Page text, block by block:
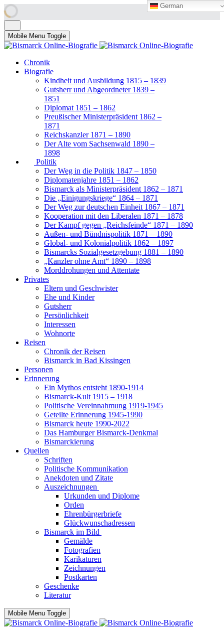
Mobile Menu Toggle
Chronik
Biografie
Kindheit und Ausbildung 1815 – 1839
Gutsherr und Abgeordneter 1839 –
1851
Diplomat 1851 – 1862
Preußischer Ministerpräsident 1862 –
1871
Reichskanzler 1871 – 1890
Der Alte vom Sachsenwald 1890 –
1898
Politik
Der Weg in die Politik 1847 – 1850
Diplomatenjahre 1851 – 1862
Bismarck als Ministerpräsident 1862 – 1871
Die „Einigungskriege“ 1864 – 1871
Der Weg zur deutschen Einheit 1867 – 1871
Kooperation mit den Liberalen 1871 – 1878
Der Kampf gegen „Reichsfeinde“ 1871 – 1890
Außen- und Bündnispolitik 1871 – 1890
Global- und Kolonialpolitik 1862 – 1897
Bismarcks Sozialgesetzgebung 1881 – 1890
„Kanzler ohne Amt“ 1890 – 1898
Morddrohungen und Attentate
Privates
Eltern und Geschwister
Ehe und Kinder
Gutsherr
Persönlichkeit
Interessen
Wohnorte
Reisen
Chronik der Reisen
Bismarck in Bad Kissingen
Personen
Erinnerung
Ein Mythos entsteht 1890-1914
Bismarck-Kult 1915 – 1918
Politische Vereinnahmung 1919-1945
Geteilte Erinnerung 1945-1990
Bismarck heute 1990-2022
Das Hamburger Bismarck-Denkmal
Bismarckierung
Quellen
Schriften
Politische Kommunikation
Anekdoten und Zitate
Auszeichnungen
Urkunden und Diplome
Orden
Ehrenbürgerbriefe
Glückwunschadressen
Bismarck im Bild
Gemälde
Fotografien
Karikaturen
Zeichnungen
Postkarten
Geschenke
Literatur
German
Mobile Menu Toggle
German